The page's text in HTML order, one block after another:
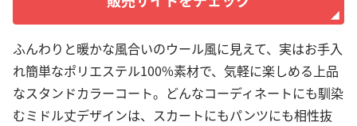
ふんわりと暖かな風合いのウール風に見えて、実はお手入
れ簡単なポリエステル100%素材で、気軽に楽しめる上品
なスタンドカラーコート。どんなコーディネートにも馴染
むミドル丈デザインは、スカートにもパンツにも相性抜